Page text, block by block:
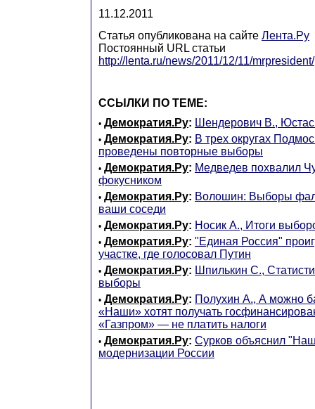
11.12.2011
Статья опубликована на сайте Лента.Ру
Постоянный URL статьи
http://lenta.ru/news/2011/12/11/mrpresident/
ССЫЛКИ ПО ТЕМЕ:
• Демократия.Ру: Шендерович В., Юстас
• Демократия.Ру: В трех округах
проведены повторные выборы
• Демократия.Ру: Медведев похвалил
фокусником
• Демократия.Ру: Волошин: Выборы
ваши соседи
• Демократия.Ру: Носик А., Итоги
• Демократия.Ру: "Единая Россия"
участке, где голосовал Путин
• Демократия.Ру: Шпилькин С.,
выборы
• Демократия.Ру: Полухин А., А можно
«Наши» хотят получать
«Газпром» — не платить налоги
• Демократия.Ру: Сурков объяснил
модернизации России